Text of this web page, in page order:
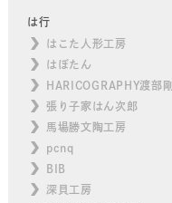
は行
はこた人形工房
はぼたん
HARICOGRAPHY渡部剛
張り子家はん次郎
馬場勝文陶工房
pcnq
BIB
深貝工房